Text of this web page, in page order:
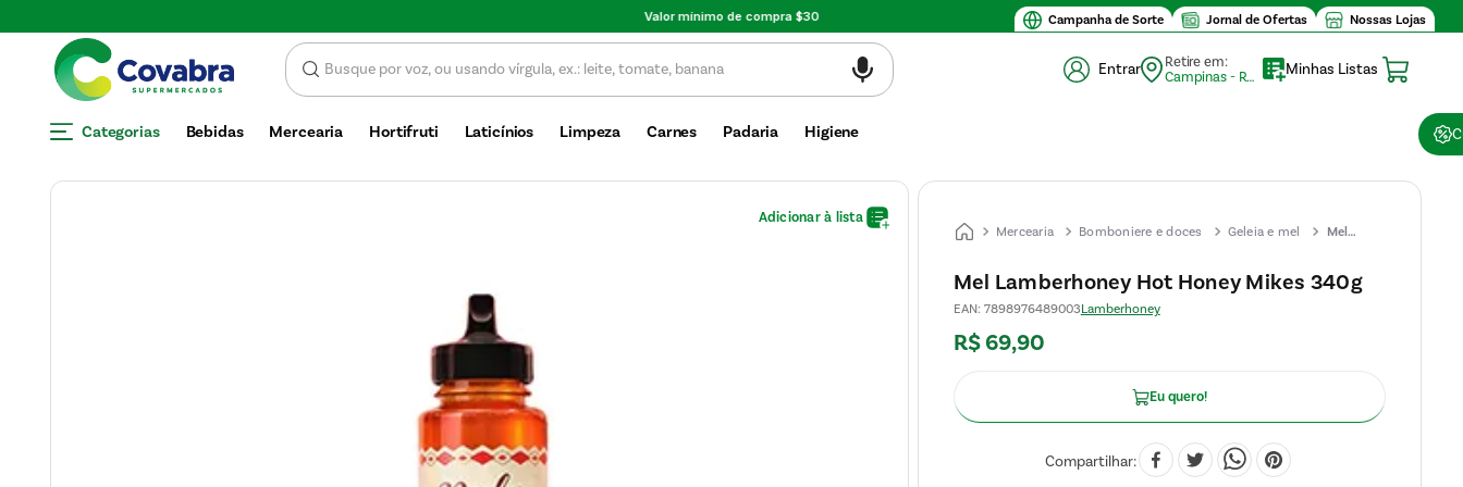
Campanha de Sorte Jornal de Ofertas Nossas Lojas
Valor mínimo de compra $30
Entrar
Retire em:
Campinas - Retirada (10)
Minhas Listas
Categorias Bebidas Mercearia Hortifruti Laticínios Limpeza Carnes Padaria Higiene
Mercearia Bomboniere e doces Geleia e mel
Mel
Hot Honey
Mel Lamberhoney Hot Honey Mikes 340g
EAN: 7898976489003Lamberhoney
R$69,90
Eu quero!
Compartilhar